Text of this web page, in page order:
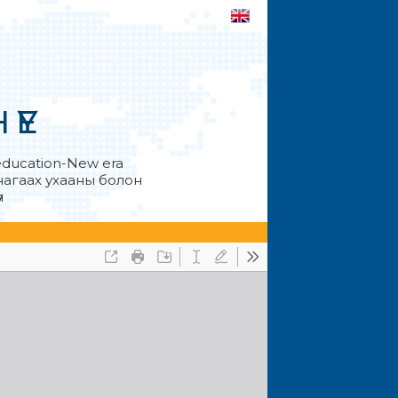
New era
ухааны болон